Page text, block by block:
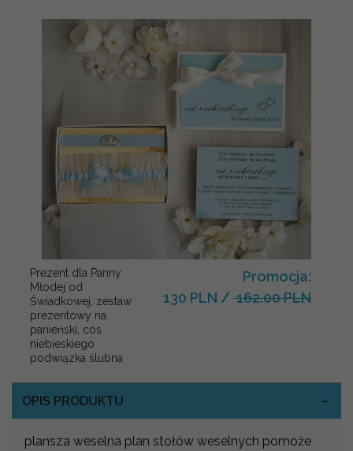
Prezent dla Panny
Młodej od
Świadkowej, zestaw
prezentowy na
panieński, cos
niebieskiego
podwiązka ślubna
Promocja:
130 PLN / 162.00 PLN
OPIS PRODUKTU
plansza weselna plan stołów weselnych pomoże